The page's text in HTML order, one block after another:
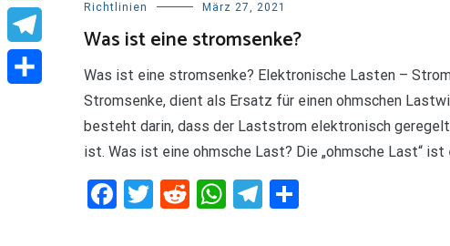
Richtlinien März 27, 2021
Was ist eine stromsenke?
Was ist eine stromsenke? Elektronische Lasten –
Stromsenke, dient als Ersatz für einen ohmschen
besteht darin, dass der Laststrom elektronisch
ist. Was ist eine ohmsche Last? Die „ohmsche Last“ ist
Facebook
Twitter
RedditWhatsApp
Telegram
WhatsApp
Telegram